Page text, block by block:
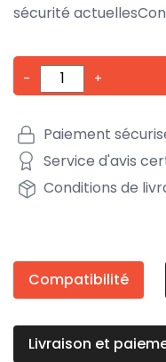
sécurité
- +
Paiement
Service d'avis
Conditions de
Compatibilité
Livraison et